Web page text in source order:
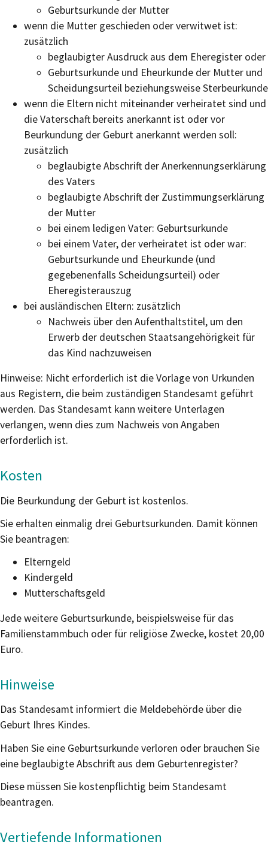
Geburtsurkunde der Mutter
wenn die Mutter geschieden oder verwitwet ist:
zusätzlich
beglaubigter Ausdruck aus dem Eheregister oder
Geburtsurkunde und Eheurkunde der Mutter und
Scheidungsurteil beziehungsweise Sterbeurkunde
wenn die Eltern nicht miteinander verheiratet sind und
die Vaterschaft bereits anerkannt ist oder vor
Beurkundung der Geburt anerkannt werden soll:
zusätzlich
beglaubigte Abschrift der Anerkennungserklärung
des Vaters
beglaubigte Abschrift der Zustimmungserklärung
der Mutter
bei einem ledigen Vater: Geburtsurkunde
bei einem Vater, der verheiratet ist oder war:
Geburtsurkunde und Eheurkunde (und
gegebenenfalls Scheidungsurteil) oder
Eheregisterauszug
bei ausländischen Eltern: zusätzlich
Nachweis über den Aufenthaltstitel, um den
Erwerb der deutschen Staatsangehörigkeit für
das Kind nachzuweisen
Hinweise: Nicht erforderlich ist die Vorlage von Urkunden
aus Registern, die beim zuständigen Standesamt geführt
werden. Das Standesamt kann weitere Unterlagen
verlangen, wenn dies zum Nachweis von Angaben
erforderlich ist.
Kosten
Die Beurkundung der Geburt ist kostenlos.
Sie erhalten einmalig drei Geburtsurkunden. Damit können
Sie beantragen:
Elterngeld
Kindergeld
Mutterschaftsgeld
Jede weitere Geburtsurkunde, beispielsweise für das
Familienstammbuch oder für religiöse Zwecke, kostet 20,00
Euro.
Hinweise
Das Standesamt informiert die Meldebehörde über die
Geburt Ihres Kindes.
Haben Sie eine Geburtsurkunde verloren oder brauchen Sie
eine beglaubigte Abschrift aus dem Geburtenregister?
Diese müssen Sie kostenpflichtig beim Standesamt
beantragen.
Vertiefende Informationen